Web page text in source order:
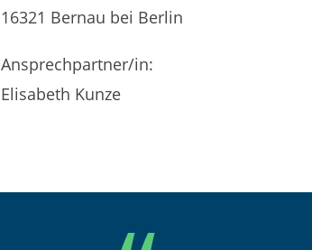
16321 Bernau bei Berlin
Ansprechpartner/in:
Elisabeth Kunze